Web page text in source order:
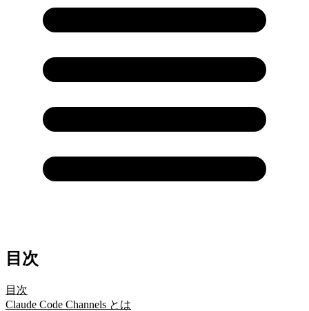
目次
目次
Claude Code Channels とは